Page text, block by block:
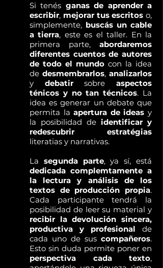
Si tenés ganas de aprender a
escribir, mejorar tus escritos o,
simplemente, buscás un cable
a tierra, este es el taller. En la
primera parte, abordaremos
diferentes cuentos de autores
de todo el mundo con la idea
de desmembrarlos, analizarlos
y debatirsobreaspectos
ténicos y no tan técnicos. La
idea es generar un debate que
permita laapertura de ideasy
la posibilidad de identificar y
redescubrir estratégias
literatias y narrativas.
La segunda parte, ya sí, está
dedicada complemtamente a
la lectura y análisis de los
textos de producción propia.
Cada participante tendrá la
posibilidad de leer su material y
recibir la devolución sincera,
productiva y profesional de
cada uno de sus compañeros.
Esto sin duda permite poner en
perspectiva cada texto,